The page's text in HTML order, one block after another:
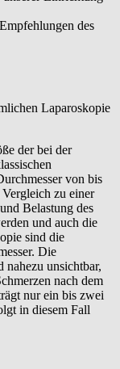
des
Laparoskopie
der bei der
von bis
zu einer
Belastung des
und auch die
sind die
Die
nahezu unsichtbar,
nach dem
nur ein bis zwei
in diesem Fall